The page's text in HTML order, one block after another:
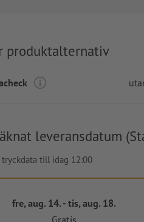
produktalternativ
leveransdatum
tryckdata till idag 12:00
fre, aug. 14. - tis, aug. 18.
Gratis